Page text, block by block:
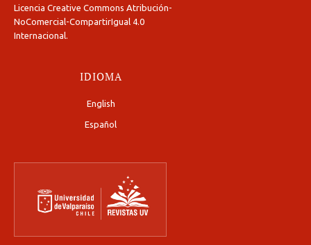
Licencia Creative Commons Atribución-
NoComercial-CompartirIgual 4.0
Internacional.
IDIOMA
English
Español